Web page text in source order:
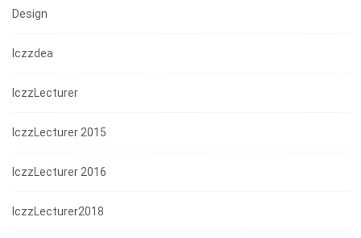
Design
Iczzdea
IczzLecturer
IczzLecturer 2015
IczzLecturer 2016
IczzLecturer2018